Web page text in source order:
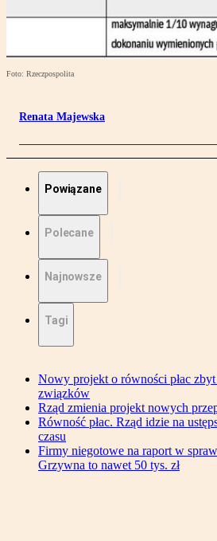
Foto: Rzeczpospolita
Renata Majewska
Powiązane
Polecane
Najnowsze
Tagi
Nowy projekt o równości płac
związków
Rząd zmienia projekt nowych
Równość płac. Rząd idzie na
czasu
Firmy niegotowe na raport w
Grzywna to nawet 50 tys. zł